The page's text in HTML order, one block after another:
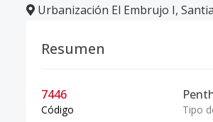
Urbanización El Embrujo I,
Resumen
7446
Código Tipo